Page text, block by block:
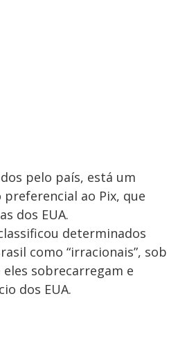
pelo país, está um
ao Pix, que
dos EUA.
determinados
como “irracionais”, sob
sobrecarregam e
dos EUA.